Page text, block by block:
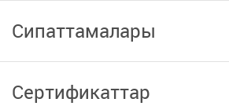
Сипаттамалары
Сертификаттар